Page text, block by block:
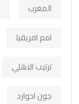
المغرب
امم افريقيا
ترتيب الاهلي
جون ادوارد